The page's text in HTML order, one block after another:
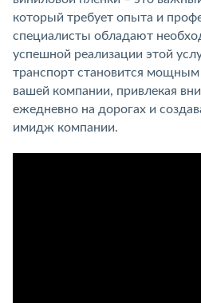
который требует опыта и
специалисты обладают
успешной реализации этой
транспорт становится
вашей компании, привлекая
ежедневно на дорогах и
имидж компании.